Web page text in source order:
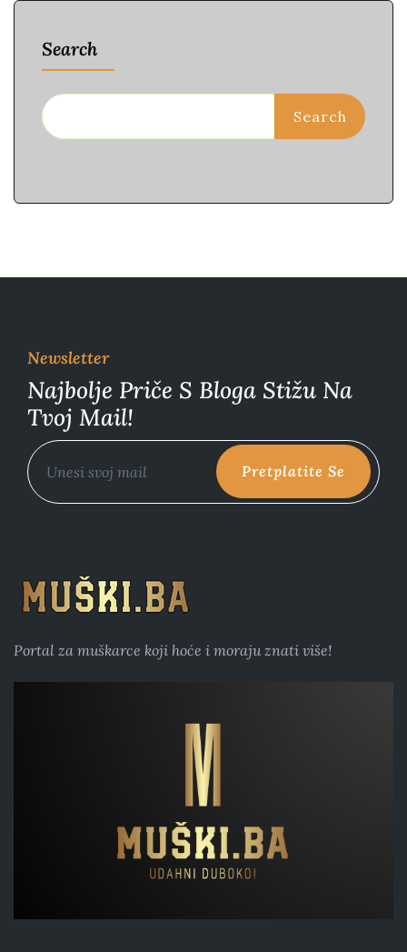
Search
Search
Newsletter
Najbolje Priče S Bloga Stižu Na
Tvoj Mail!
Pretplatite Se
Portal za muškarce koji hoće i moraju znati više!